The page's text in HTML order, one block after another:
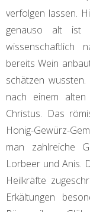
verfolgen lassen.
genauso alt ist
wissenschaftlich
bereits Wein
schätzen
nach einem
Christus. Das
Honig-Gewürz-
man zahlreiche
Lorbeer und Anis.
Heilkräfte
Erkältungen